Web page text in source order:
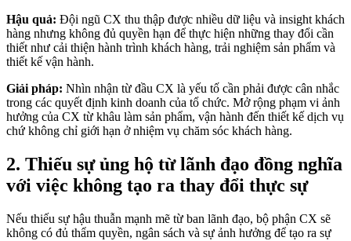
Hậu quả: Đội ngũ CX thu thập được nhiều dữ liệu và insight khách
hàng nhưng không đủ quyền hạn để thực hiện những thay đổi cần
thiết như cải thiện hành trình khách hàng, trải nghiệm sản phẩm và
thiết kế vận hành.
Giải pháp: Nhìn nhận từ đầu CX là yếu tố cần phải được cân nhắc
trong các quyết định kinh doanh của tổ chức. Mở rộng phạm vi ảnh
hưởng của CX từ khâu làm sản phẩm, vận hành đến thiết kế dịch vụ
chứ không chỉ giới hạn ở nhiệm vụ chăm sóc khách hàng.
2. Thiếu sự ủng hộ từ lãnh đạo đồng nghĩa
với việc không tạo ra thay đổi thực sự
Nếu thiếu sự hậu thuẫn mạnh mẽ từ ban lãnh đạo, bộ phận CX sẽ
không có đủ thẩm quyền, ngân sách và sự ảnh hưởng để tạo ra sự